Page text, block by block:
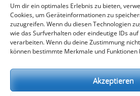
Um dir ein optimales Erlebnis zu bieten,
Cookies, um Geräteinformationen zu
zuzugreifen. Wenn du diesen Technologien
wie das Surfverhalten oder eindeutige IDs
verarbeiten. Wenn du deine Zustimmung
können bestimmte Merkmale und
Akzeptieren
der E-Kerosin-Produktionsanlage
Screenshot © atmosfair.de)
– Energie für die Zukunft –
Nachhaltigkeit, Kreislaufwirtschaft,
Erneuerbare Energien, Klimawandel